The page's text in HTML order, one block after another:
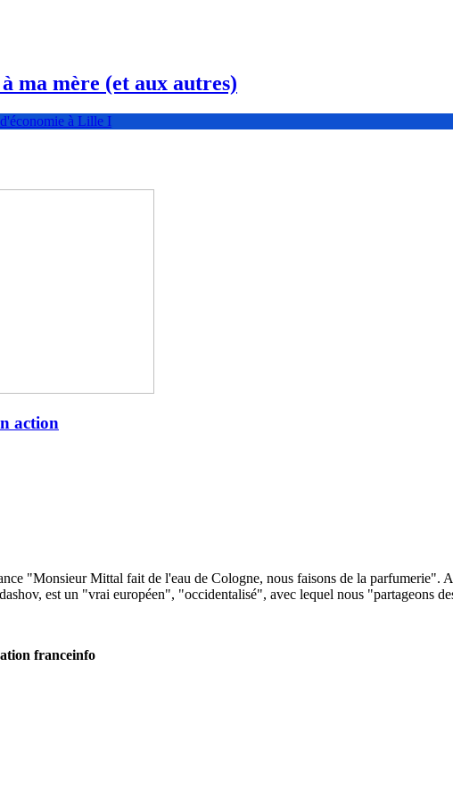
ma mère (et aux autres)
à Lille I
action
"Monsieur Mittal fait de l'eau de Cologne, nous faisons de la parfumerie".
est un "vrai européen", "occidentalisé", avec lequel nous "partageons
franceinfo